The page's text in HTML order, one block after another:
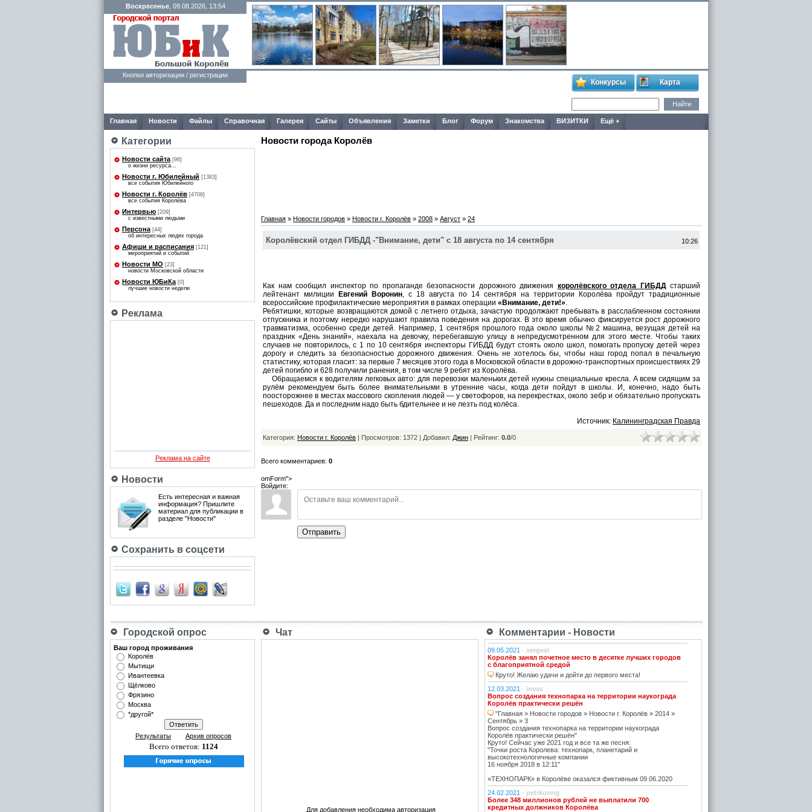
Воскресенье, 09.08.2026, 13:54
Кнопки авторизации / регистрации
Конкурсы Карта
Главная Новости Файлы Справочная Галерея Сайты Объявления Заметки Блог Форум Знакомства ВИЗИТКИ Ещё +
Категории
Новости сайта [96]
о жизни ресурса...
Новости г. Юбилейный [1383]
все события Юбилейного
Новости г. Королёв [4706]
все события Королёва
Интервью [209]
с известными людьми
Персона [44]
об интересных людях города
Афиши и расписания [121]
мероприятий и событий
Новости МО [23]
новости Московской области
Новости ЮБиКа [0]
лучшие новости недели
Реклама
Реклама на сайте
Новости
Есть интересная и важная
информация? Пришлите
материал для публикации в
разделе "Новости"
Сохранить в соцсети
Новости города Королёв
Главная » Новости городов » Новости г. Королёв » 2008 » Август » 24
Королёвский отдел ГИБДД -"Внимание, дети" с 18 августа по 14 сентября 10:26
Как нам сообщил инспектор по пропаганде безопасности дорожного движения королёвского отдела ГИБДДстарший
лейтенант милиции
Евгений Воронин, с 18 августа по 14 сентября на территории Королёва пройдут традиционные
всероссийские профилактические мероприятия в рамках операции «Внимание, дети!».
Ребятишки, которые возвращаются домой с летнего отдыха, зачастую продолжают пребывать в расслабленном состоянии
отпускника и поэтому нередко нарушают правила поведения на дорогах. В это время обычно фиксируется рост дорожного
травматизма, особенно среди детей. Например, 1 сентября прошлого года около школы №2 машина, везущая детей на
праздник «День знаний», наехала на девочку, перебегавшую улицу в непредусмотренном для этого месте. Чтобы таких
случаев не повторилось, с 1 по 10 сентября инспекторы ГИБДД будут стоять около школ, помогать пропуску детей через
дорогу и следить за безопасностью дорожного движения. Очень не хотелось бы, чтобы наш город попал в печальную
статистику, которая гласит: за первые 7 месяцев этого года в Московской области в дорожно-транспортных происшествиях 29
детей погибло и 628 получили ранения, в том числе 9 ребят из Королёва.
Обращаемся к водителям легковых авто: для перевозки маленьких детей нужны специальные кресла. А всем сидящим за
рулём рекомендуем быть более внимательными в утренние часы, когда дети пойдут в школы. И, конечно, надо быть
поосторожнее в местах массового скопления людей — у светофоров, на перекрестках, около зебр и обязательно пропускать
пешеходов. Да и последним надо быть бдительнее и не лезть под колёса.
Источник: Калининградская Правда
Категория: Новости г. Королёв | Просмотров: 1372 | Добавил: Джин | Рейтинг: 0.0/0
Всего комментариев: 0
omForm">
Войдите:
Отправить
Городской опрос Чат Комментарии - Новости
Ваш город проживания
Королёв
Мытищи
Ивантеевка
Щёлково
Фрязино
Москва
*другой*
Результаты Архив опросов
Всего ответов: 1124
Для добавления необходима авторизация
09.05.2021 - sergesl
Королёв занял почетное место в десятке лучших городов
с благоприятной средой
Круто! Желаю удачи и дойти до первого места!
12.03.2021 - invas
Вопрос создания технопарка на территории наукограда
Королёв практически решён
"Главная » Новости городов » Новости г. Королёв » 2014 »
Сентябрь » 3
Вопрос создания технопарка на территории наукограда
Королёв практически решён"
Круто! Сейчас уже 2021 год и все та же песня:
"Точки роста Королева: технопарк, планетарий и
высокотехнологичные компании
16 ноября 2018 в 12:11"
«ТЕХНОПАРК» в Королёве оказался фиктивным 09.06.2020
24.02.2021 - petrkonng
Более 348 миллионов рублей не выплатили 700
кредитных должников Королёва